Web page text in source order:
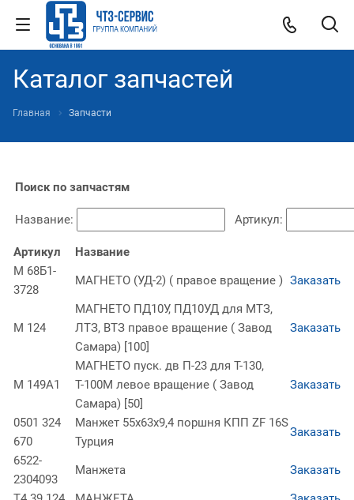
Каталог запчастей
Главная Запчасти
Поиск по запчастям
Название: Артикул:
Артикул
Название
М 68Б1-
3728
МАГНЕТО (УД-2) ( правое вращение ) Заказать
М 124
МАГНЕТО ПД10У, ПД10УД для МТЗ,
ЛТЗ, ВТЗ правое вращение ( Завод
Самара) [100]
Заказать
М 149А1
МАГНЕТО пуск. дв П-23 для Т-130,
Т-100М левое вращение ( Завод
Самара) [50]
Заказать
0501 324
670
Манжет 55х63х9,4 поршня КПП ZF 16S
Турция
Заказать
6522-
2304093
Манжета
Заказать